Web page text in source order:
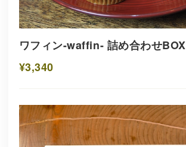
ワフィン-waffin- 詰め合わせBOX
¥3,340